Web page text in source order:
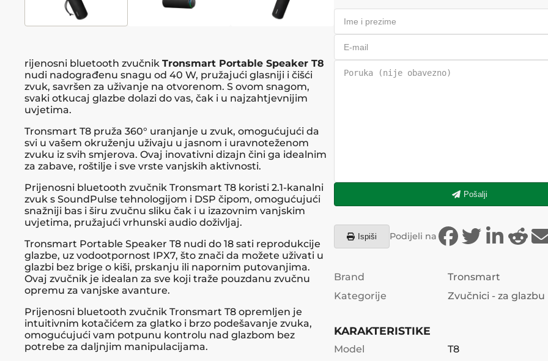
rijenosni bluetooth zvučnik Tronsmart Portable Speaker T8
nudi nadograđenu snagu od 40 W, pružajući glasniji i čišći
zvuk, savršen za uživanje na otvorenom. S ovom snagom,
svaki otkucaj glazbe dolazi do vas, čak i u najzahtjevnijim
uvjetima.
Tronsmart T8 pruža 360° uranjanje u zvuk, omogućujući da
svi u vašem okruženju uživaju u jasnom i uravnoteženom
zvuku iz svih smjerova. Ovaj inovativni dizajn čini ga idealnim
za zabave, roštilje i sve vrste vanjskih aktivnosti.
Prijenosni bluetooth zvučnik Tronsmart T8 koristi 2.1-kanalni
zvuk s SoundPulse tehnologijom i DSP čipom, omogućujući
snažniji bas i širu zvučnu sliku čak i u izazovnim vanjskim
uvjetima, pružajući vrhunski audio doživljaj.
Tronsmart Portable Speaker T8 nudi do 18 sati reprodukcije
glazbe, uz vodootpornost IPX7, što znači da možete uživati u
glazbi bez brige o kiši, prskanju ili napornim putovanjima.
Ovaj zvučnik je idealan za sve koji traže pouzdanu zvučnu
opremu za vanjske avanture.
Prijenosni bluetooth zvučnik Tronsmart T8 opremljen je
intuitivnim kotačićem za glatko i brzo podešavanje zvuka,
omogućujući vam potpunu kontrolu nad glazbom bez
potrebe za daljnjim manipulacijama.
Pošalji
Ispiši Podijeli na
Brand
Tronsmart
Kategorije
Zvučnici - za glazbu
KARAKTERISTIKE
Model
T8